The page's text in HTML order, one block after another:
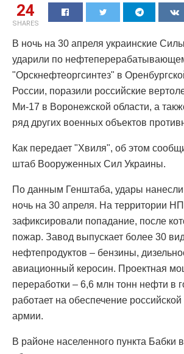
24
SHARES
В ночь на 30 апреля украинские
ударили по
"Орскнефтеоргсинтез" в
России, поразили российские
Ми-17 в Воронежской области, а
ряд других военных объектов
Как передает "Хвиля", об этом
штаб Вооруженных Сил Украины.
По данным Генштаба, удары нанесли
ночь на 30 апреля. На территории
зафиксировали попадание, после
пожар. Завод выпускает более 30
нефтепродуктов – бензины,
авиационный керосин. Проектная
переработки – 6,6 млн тонн нефти в
работает на обеспечение
армии.
В районе населенного пункта Бабки